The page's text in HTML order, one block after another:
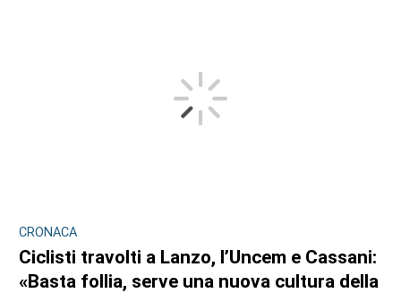
CRONACA
Ciclisti travolti a Lanzo, l’Uncem e Cassani:
«Basta follia, serve una nuova cultura della